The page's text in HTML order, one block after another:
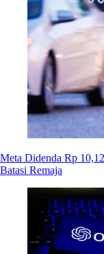
Meta Didenda Rp
Batasi Remaja